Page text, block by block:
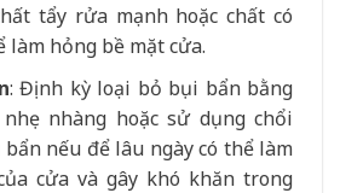
tẩy rửa mạnh hoặc chất có
làm hỏng bề mặt cửa.
: Định kỳ loại bỏ bụi bẩn bằng
nhàng hoặc sử dụng chổi
bẩn nếu để lâu ngày có thể làm
cửa và gây khó khăn trong